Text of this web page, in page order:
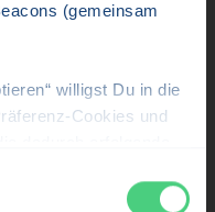
(gemeinsam
willigst Du in die
Cookies und
uns oder Dritte, wie
bringt – und für